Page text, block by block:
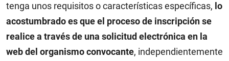
tenga unos requisitos o características específicas, lo
acostumbrado es que el proceso de inscripción se
realice a través de una solicitud electrónica en la
web del organismo convocante, independientemente